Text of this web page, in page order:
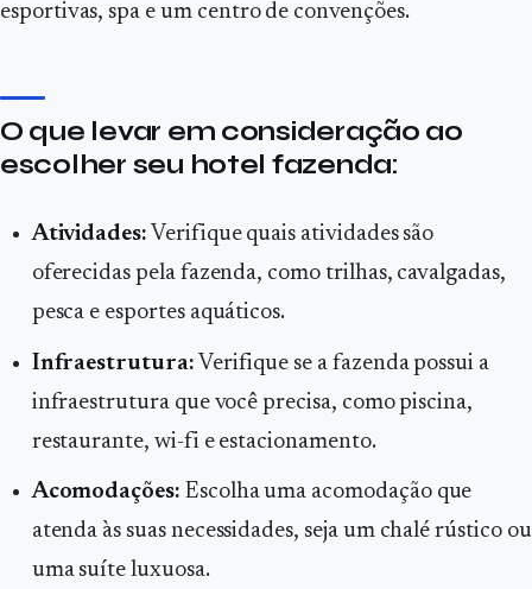
esportivas, spa e um centro de convenções.
O que levar em consideração ao
escolher seu hotel fazenda:
Atividades: Verifique quais atividades são
oferecidas pela fazenda, como trilhas, cavalgadas,
pesca e esportes aquáticos.
Infraestrutura: Verifique se a fazenda possui a
infraestrutura que você precisa, como piscina,
restaurante, wi-fi e estacionamento.
Acomodações: Escolha uma acomodação que
atenda às suas necessidades, seja um chalé rústico ou
uma suíte luxuosa.